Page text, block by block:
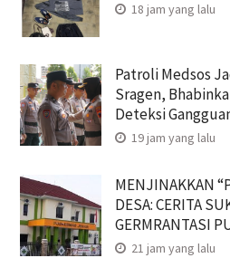
18 jam yang lalu
Patroli Medsos
Sragen,
Deteksi
19 jam yang lalu
MENJINAKKAN
DESA: CERITA
GERMRANTASI
21 jam yang lalu